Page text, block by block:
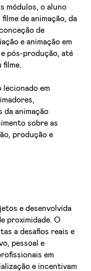
módulos, o aluno
de animação, da
de
e animação em
pós-produção, até
filme.
lecionado em
da animação
sobre as
produção e
e desenvolvida
proximidade. O
a desafios reais e
pessoal e
em
e incentivam